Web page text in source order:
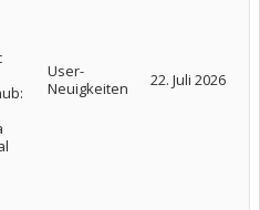
User-
Neuigkeiten
22. Juli 2026